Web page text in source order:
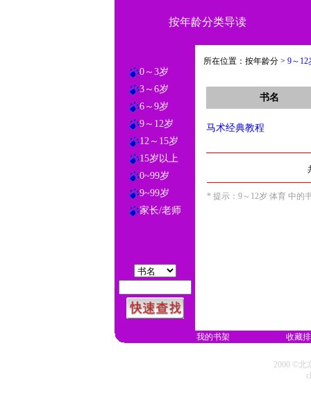
按年龄分类导读
0～3岁
3～6岁
6～9岁
9～12岁
12～15岁
15岁以上
0~99岁
9~99岁
家长/老师
所在位置：按年龄分 > 9～12
书名
马术经典教程
* 提示：9～12岁 体育 中的
我的书架 收藏
2000 ©北